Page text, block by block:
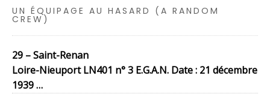
UN ÉQUIPAGE AU HASARD (A RANDOM
CREW)
29 – Saint-Renan
Loire-Nieuport LN401 n° 3 E.G.A.N. Date : 21 décembre
1939 …